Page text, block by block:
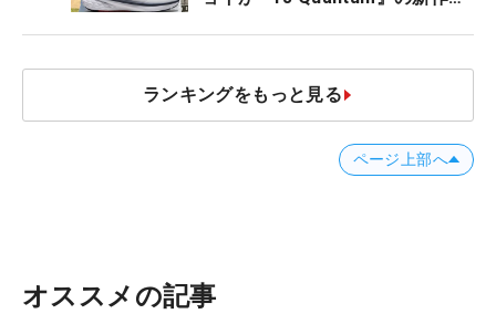
ランキングをもっと見る
ページ上部へ
オススメの記事